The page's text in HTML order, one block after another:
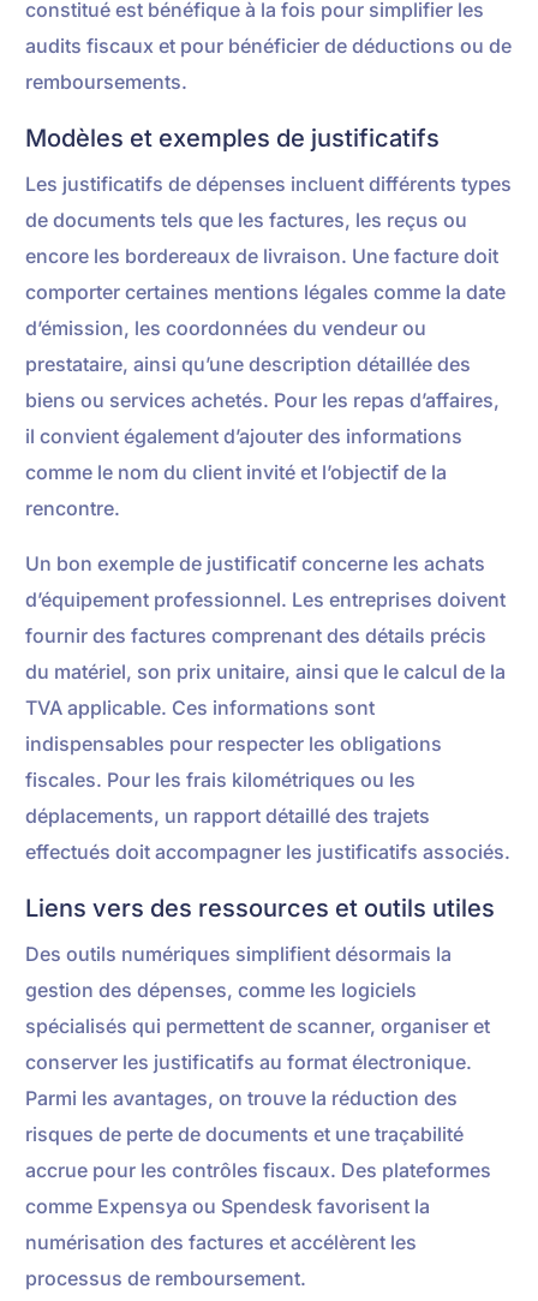
constitué est bénéfique à la fois pour simplifier les
audits fiscaux et pour bénéficier de déductions ou de
remboursements.
Modèles et exemples de justificatifs
Les justificatifs de dépenses incluent différents types
de documents tels que les factures, les reçus ou
encore les bordereaux de livraison. Une facture doit
comporter certaines mentions légales comme la date
d’émission, les coordonnées du vendeur ou
prestataire, ainsi qu’une description détaillée des
biens ou services achetés. Pour les repas d’affaires,
il convient également d’ajouter des informations
comme le nom du client invité et l’objectif de la
rencontre.
Un bon exemple de justificatif concerne les achats
d’équipement professionnel. Les entreprises doivent
fournir des factures comprenant des détails précis
du matériel, son prix unitaire, ainsi que le calcul de la
TVA applicable. Ces informations sont
indispensables pour respecter les obligations
fiscales. Pour les frais kilométriques ou les
déplacements, un rapport détaillé des trajets
effectués doit accompagner les justificatifs associés.
Liens vers des ressources et outils utiles
Des outils numériques simplifient désormais la
gestion des dépenses, comme les logiciels
spécialisés qui permettent de scanner, organiser et
conserver les justificatifs au format électronique.
Parmi les avantages, on trouve la réduction des
risques de perte de documents et une traçabilité
accrue pour les contrôles fiscaux. Des plateformes
comme Expensya ou Spendesk favorisent la
numérisation des factures et accélèrent les
processus de remboursement.